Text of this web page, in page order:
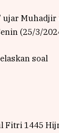
Muhadjir
(25/3/
soal
Fitri 1445